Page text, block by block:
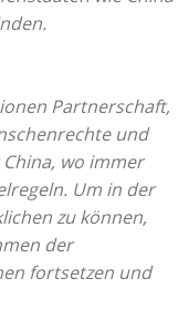
Partnerschaft,
und
wo immer
Um in der
zu können,
der
fortsetzen und